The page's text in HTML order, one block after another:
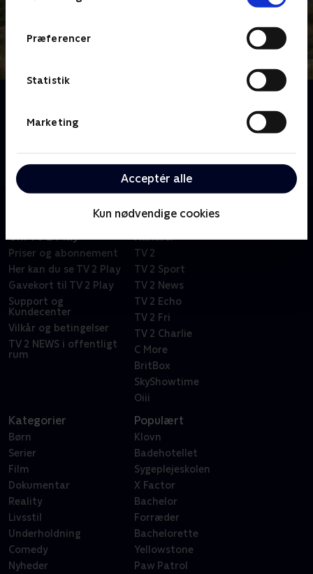
Præferencer
Statistik
Marketing
Acceptér alle
Kun nødvendige cookies
Peter Tanev inviterer fire kendte danskere til at gå
tværs over Danmark, når de skal krydse en del af
rute?
Om TV 2 Play
Priser og abonnement
Her kan du se TV 2 Play
Gavekort til TV 2 Play
Support og
Kundecenter
Vilkår og betingelser
TV 2 NEWS i offentligt
rum
Kanaler
TV 2
TV 2 Sport
TV 2 News
TV 2 Echo
TV 2 Fri
TV 2 Charlie
C More
BritBox
SkyShowtime
Oiii
Kategorier
Børn
Serier
Film
Dokumentar
Reality
Livsstil
Underholdning
Comedy
Nyheder
Populært
Klovn
Badehotellet
Sygeplejeskolen
X Factor
Bachelor
Forræder
Bachelorette
Yellowstone
Paw Patrol